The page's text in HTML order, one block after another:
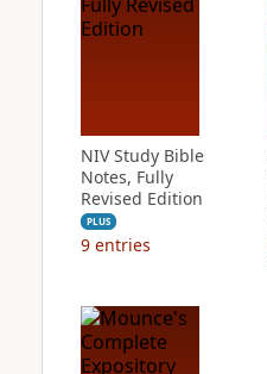
NIV Study Bible
Notes, Fully
Revised Edition
PLUS
9 entries